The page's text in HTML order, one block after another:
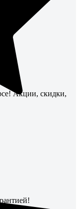
Акции, скидки,